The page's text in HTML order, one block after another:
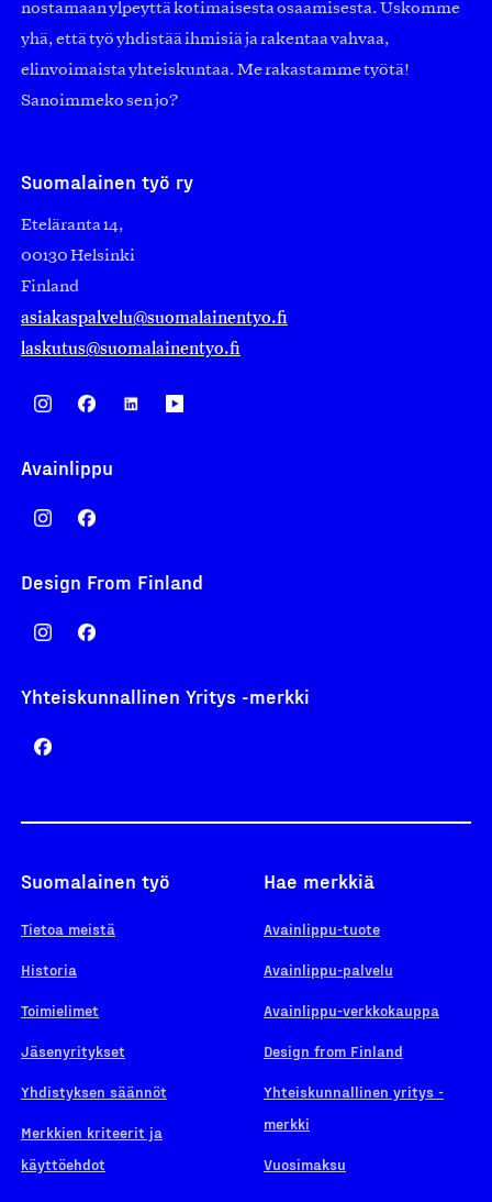
nostamaan ylpeyttä kotimaisesta osaamisesta. Uskomme
yhä, että työ yhdistää ihmisiä ja rakentaa vahvaa,
elinvoimaista yhteiskuntaa. Me rakastamme työtä!
Sanoimmeko sen jo?
Suomalainen työ ry
Eteläranta 14,
00130 Helsinki
Finland
asiakaspalvelu@suomalainentyo.fi
laskutus@suomalainentyo.fi
Avainlippu
Design From Finland
Yhteiskunnallinen Yritys -merkki
Suomalainen työ
Tietoa meistä
Historia
Toimielimet
Jäsenyritykset
Yhdistyksen säännöt
Merkkien kriteerit ja
käyttöehdot
Hae merkkiä
Avainlippu-tuote
Avainlippu-palvelu
Avainlippu-verkkokauppa
Design from Finland
Yhteiskunnallinen yritys -
merkki
Vuosimaksu